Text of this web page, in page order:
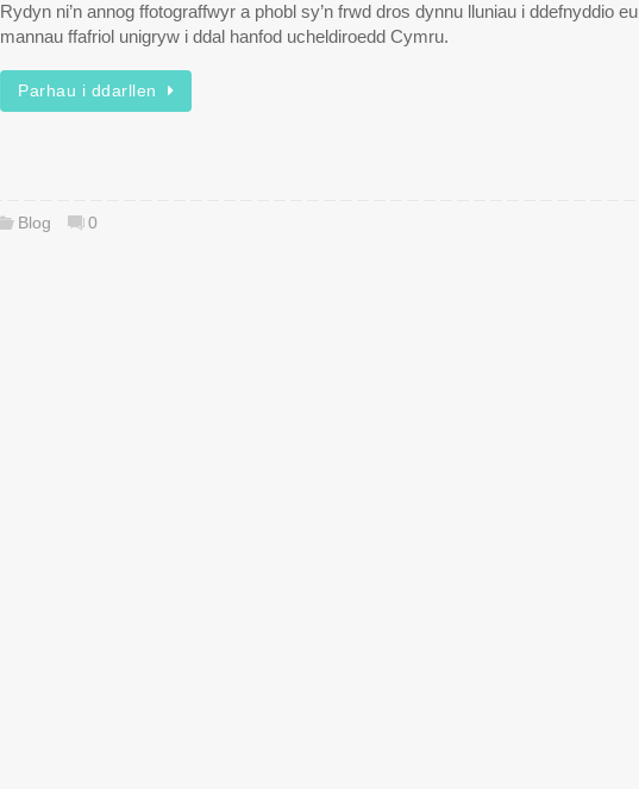
Rydyn ni’n annog ffotograffwyr a phobl sy’n frwd dros dynnu lluniau i ddefnyddio eu
mannau ffafriol unigryw i ddal hanfod ucheldiroedd Cymru.
Parhau i ddarllen
Blog 0